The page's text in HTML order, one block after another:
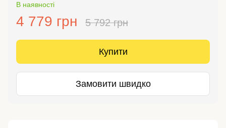
В наявності
4 779 грн 5 792 грн
Купити
Замовити швидко